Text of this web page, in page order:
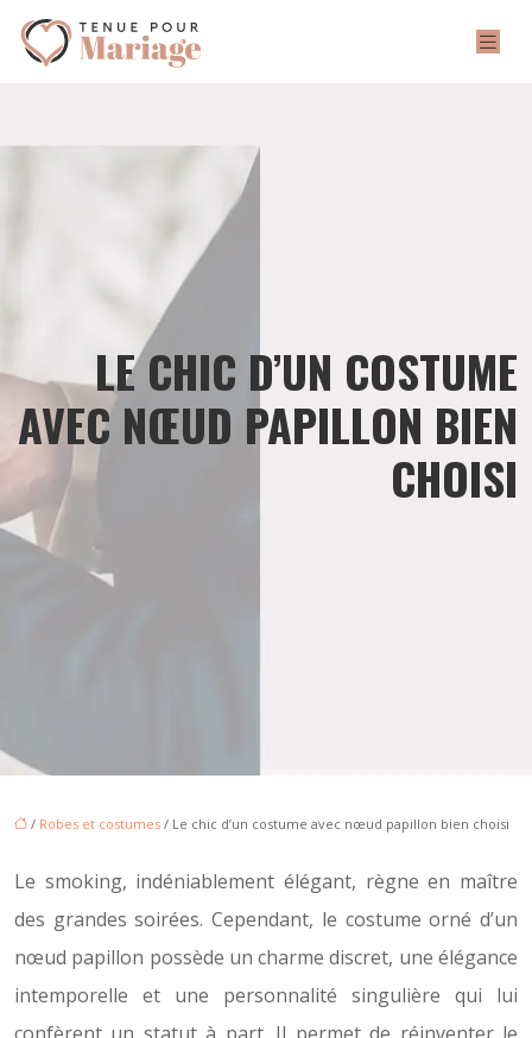
LE CHIC D’UN COSTUME
AVEC NŒUD PAPILLON BIEN
CHOISI
/ Robes et costumes / Le chic d’un costume avec nœud papillon bien choisi
Le smoking, indéniablement élégant, règne en maître
des grandes soirées. Cependant, le costume orné d’un
nœud papillon possède un charme discret, une élégance
intemporelle et une personnalité singulière qui lui